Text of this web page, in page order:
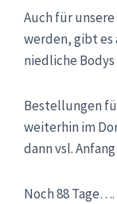
Auch für
werden, gibt
niedliche Bodys
Bestellungen
weiterhin im
dann vsl.
Noch 88